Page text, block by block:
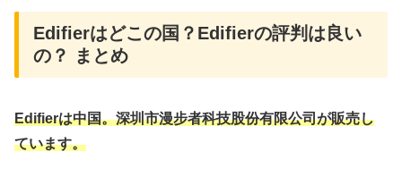
Edifierはどこの国？Edifierの評判は良い
の？ まとめ
Edifierは中国。深圳市漫步者科技股份有限公司が販売し
ています。